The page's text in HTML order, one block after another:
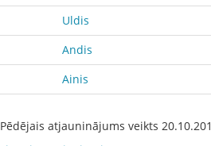
Uldis
Andis
Ainis
Pēdējais atjauninājums veikts